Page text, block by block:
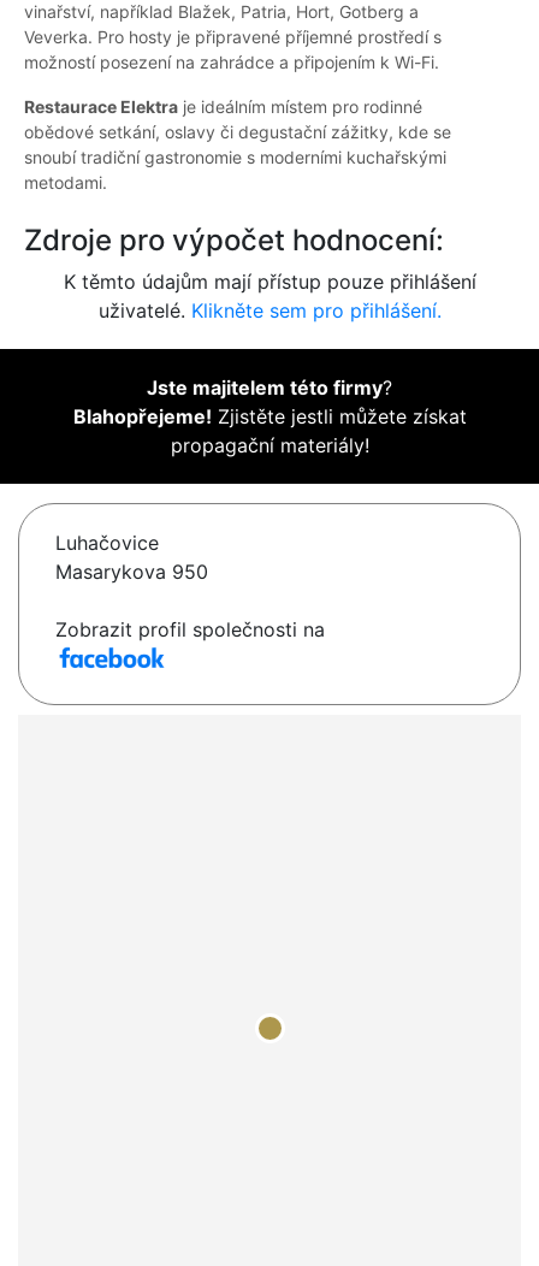
vinařství, například Blažek, Patria, Hort, Gotberg a
Veverka. Pro hosty je připravené příjemné prostředí s
možností posezení na zahrádce a připojením k Wi-Fi.
Restaurace Elektra je ideálním místem pro rodinné
obědové setkání, oslavy či degustační zážitky, kde se
snoubí tradiční gastronomie s moderními kuchařskými
metodami.
Zdroje pro výpočet hodnocení:
K těmto údajům mají přístup pouze přihlášení
uživatelé. Klikněte sem pro přihlášení.
Jste majitelem této firmy?
Blahopřejeme! Zjistěte jestli můžete získat
propagační materiály!
Luhačovice
Masarykova 950
Zobrazit profil společnosti na